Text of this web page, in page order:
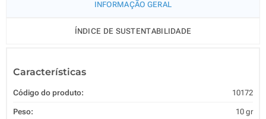
INFORMAÇÃO GERAL
ÍNDICE DE SUSTENTABILIDADE
Características
Código do produto: 10172
Peso: 10 gr